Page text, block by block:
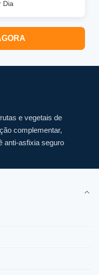
Dia
e vegetais de
complementar,
anti-asfixia seguro